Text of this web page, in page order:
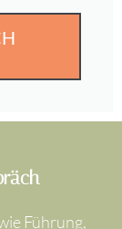
Führung,